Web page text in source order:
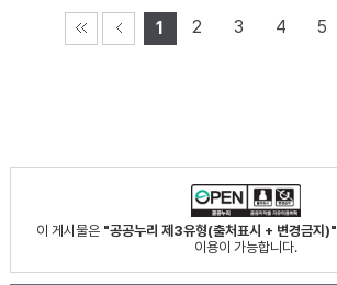
1 2 3 4 5
이 게시물은 "공공누리 제3유형(출처표시 + 변경금지)"
이용이 가능합니다.